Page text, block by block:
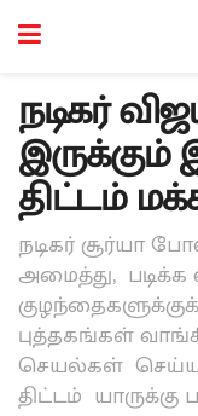
நடிகர்
இருக்கும்
திட்டம்
நடிகர் சூர்யா
அமைத்து,
புத்தகங்கள்
செயல்கள்
திட்டம்